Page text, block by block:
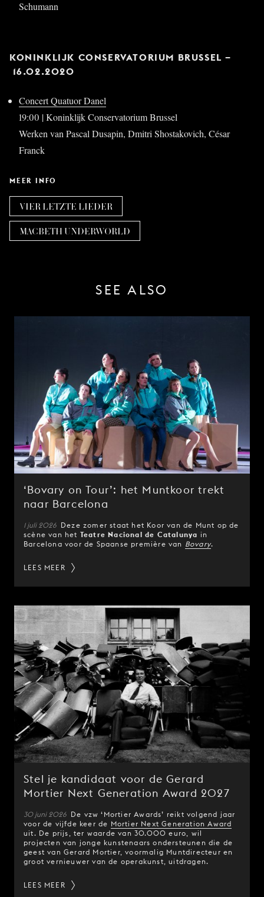
Schumann
KONINKLIJK CONSERVATORIUM BRUSSEL –
16.02.2020
Concert Quatuor Danel
19:00 | Koninklijk Conservatorium Brussel
Werken van Pascal Dusapin, Dmitri Shostakovich, César
Franck
MEER INFO
VIER LETZTE LIEDER
MACBETH UNDERWORLD
SEE ALSO
‘Bovary on Tour’: het Muntkoor trekt
naar Barcelona
1 juli 2026 Deze zomer staat het Koor van de Munt op de
scène van het Teatre Nacional de Catalunya in
Barcelona voor de Spaanse première van Bovary.
LEES MEER
Stel je kandidaat voor de Gerard
Mortier Next Generation Award 2027
30 juni 2026 De vzw ‘Mortier Awards’ reikt volgend jaar
voor de vijfde keer de Mortier Next Generation Award
uit. De prijs, ter waarde van 30.000 euro, wil
projecten van jonge kunstenaars ondersteunen die de
geest van Gerard Mortier, voormalig Muntdirecteur en
groot vernieuwer van de operakunst, uitdragen.
LEES MEER